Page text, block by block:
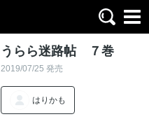
うらら迷路帖 ７巻
2019/07/25 発売
はりかも